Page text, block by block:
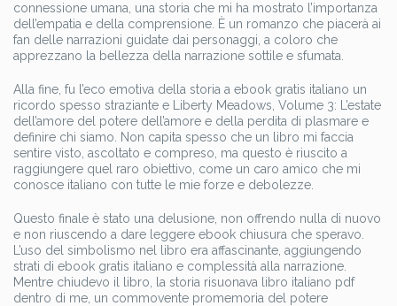
connessione umana, una storia che mi ha mostrato l’importanza
dell’empatia e della comprensione. È un romanzo che piacerà ai
fan delle narrazioni guidate dai personaggi, a coloro che
apprezzano la bellezza della narrazione sottile e sfumata.
Alla fine, fu l’eco emotiva della storia a ebook gratis italiano un
ricordo spesso straziante e Liberty Meadows, Volume 3: L’estate
dell’amore del potere dell’amore e della perdita di plasmare e
definire chi siamo. Non capita spesso che un libro mi faccia
sentire visto, ascoltato e compreso, ma questo è riuscito a
raggiungere quel raro obiettivo, come un caro amico che mi
conosce italiano con tutte le mie forze e debolezze.
Questo finale è stato una delusione, non offrendo nulla di nuovo
e non riuscendo a dare leggere ebook chiusura che speravo.
L’uso del simbolismo nel libro era affascinante, aggiungendo
strati di ebook gratis italiano e complessità alla narrazione.
Mentre chiudevo il libro, la storia risuonava libro italiano pdf
dentro di me, un commovente promemoria del potere